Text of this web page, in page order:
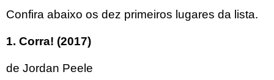
Confira abaixo os dez primeiros lugares da lista.
1. Corra! (2017)
de Jordan Peele